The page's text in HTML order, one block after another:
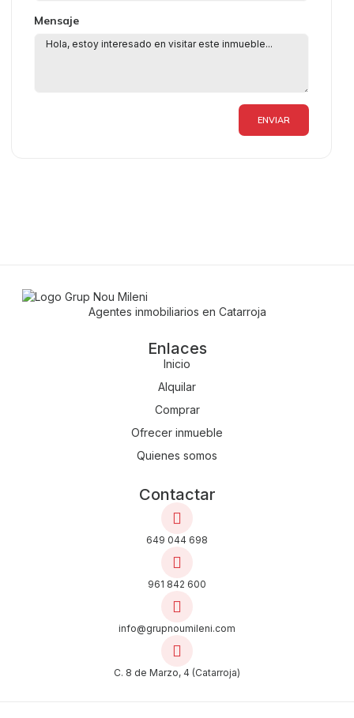
Mensaje
ENVIAR
Agentes inmobiliarios en Catarroja
Enlaces
Inicio
Alquilar
Comprar
Ofrecer inmueble
Quienes somos
Contactar
649 044 698
961 842 600
info@grupnoumileni.com
C. 8 de Marzo, 4 (Catarroja)